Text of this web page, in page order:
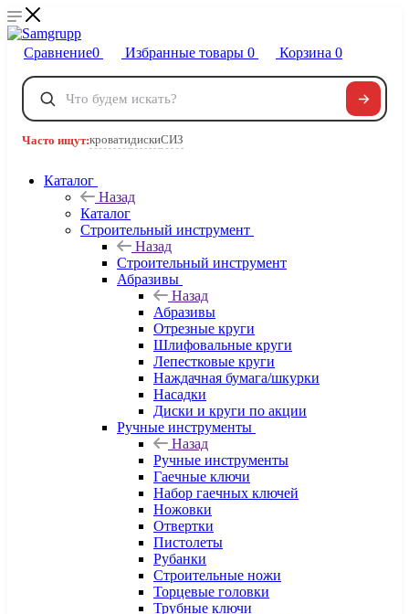
Сравнение0 Избранные товары 0 Корзина 0
Телефоны
8 800 222-40-09
Часто ищут:кроватидискиСИЗ
Каталог
Назад
Каталог
Строительный инструмент
Назад
Строительный инструмент
Абразивы
Назад
Абразивы
Отрезные круги
Шлифовальные круги
Лепестковые круги
Наждачная бумага/шкурки
Насадки
Диски и круги по акции
Ручные инструменты
Назад
Ручные инструменты
Гаечные ключи
Набор гаечных ключей
Ножовки
Отвертки
Пистолеты
Рубанки
Строительные ножи
Торцевые головки
Трубные ключи